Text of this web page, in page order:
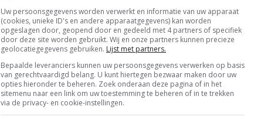
Verzilting bestrijden met drainage
17-05-2016
Scharreleieren maat 59
Uw persoonsgegevens worden verwerkt en informatie van uw apparaat
(cookies, unieke ID's en andere apparaatgegevens) kan worden
opgeslagen door, geopend door en gedeeld met 4 partners of specifiek
door deze site worden gebruikt. Wij en onze partners kunnen precieze
geolocatiegegevens gebruiken. Lijst met partners.
Bepaalde leveranciers kunnen uw persoonsgegevens verwerken op basis
van gerechtvaardigd belang. U kunt hiertegen bezwaar maken door uw
opties hieronder te beheren. Zoek onderaan deze pagina of in het
sitemenu naar een link om uw toestemming te beheren of in te trekken
via de privacy- en cookie-instellingen.